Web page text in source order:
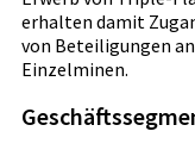
erhalten damit
von Beteiligungen
Einzelminen.